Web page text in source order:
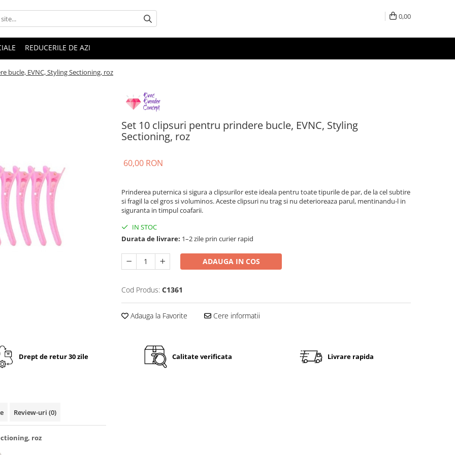
0,00
REDUCERILE DE AZI
bucle, EVNC, Styling Sectioning, roz
Set 10 clipsuri pentru prindere bucle, EVNC, Styling
Sectioning, roz
60,00 RON
Prinderea puternica si sigura a clipsurilor este ideala pentru toate tipurile de par, de la cel subtire
si fragil la cel gros si voluminos. Aceste clipsuri nu trag si nu deterioreaza parul, mentinandu-l in
siguranta in timpul coafarii.
IN STOC
Durata de livrare: 1–2 zile prin curier rapid
ADAUGA IN COS
Cod Produs: C1361
Adauga la Favorite Cere informatii
Drept de retur 30 zile Calitate verificata Livrare rapida
Review-uri (0)
roz